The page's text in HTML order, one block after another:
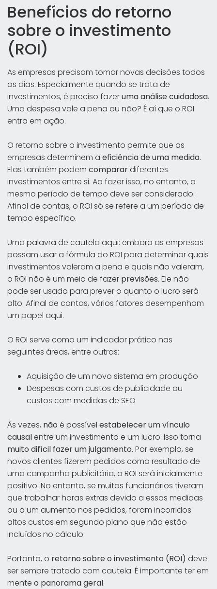
Benefícios do retorno
sobre o investimento
(ROI)
As empresas precisam tomar novas decisões todos
os dias. Especialmente quando se trata de
investimentos, é preciso fazeruma análise cuidadosa.
Uma despesa vale a pena ou não? É aí que o ROI
entra em ação.
O retorno sobre o investimento permite que as
empresas determinem a eficiência de uma medida.
Elas também podem comparardiferentes
investimentos entre si. Ao fazer isso, no entanto, o
mesmo período de tempo deve ser considerado.
Afinal de contas, o ROI só se refere a um período de
tempo específico.
Uma palavra de cautela aqui: embora as empresas
possam usar a fórmula do ROI para determinar quais
investimentos valeram a pena e quais não valeram,
o ROI não é um meio de fazer previsões. Ele não
pode ser usado para prever o quanto o lucro será
alto. Afinal de contas, vários fatores desempenham
um papel aqui.
O ROI serve como um indicador prático nas
seguintes áreas, entre outras:
Aquisição de um novo sistema em produção
Despesas com custos de publicidade ou
custos com medidas de SEO
Às vezes, não é possível estabelecer um vínculo
causalentre um investimento e um lucro. Isso torna
muito difícil fazer um julgamento. Por exemplo, se
novos clientes fizerem pedidos como resultado de
uma campanha publicitária, o ROI será inicialmente
positivo. No entanto, se muitos funcionários tiveram
que trabalhar horas extras devido a essas medidas
ou a um aumento nos pedidos, foram incorridos
altos custos em segundo plano que não estão
incluídos no cálculo.
Portanto, o retorno sobre o investimento (ROI) deve
ser sempre tratado com cautela. É importante ter em
mente o panorama geral.